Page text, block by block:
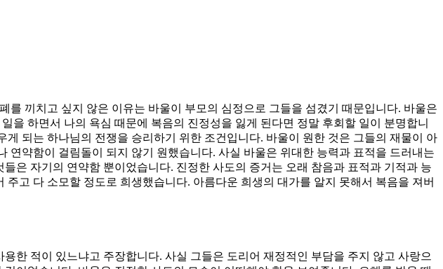
끼치고 싶지 않은 이유는 바울이 부모의 심정으로 그들을 섬겼기 때문입니다. 바울은
하면서 나의 욕심 때문에 복음의 진정성을 잃게 된다면 정말 후회할 일이 분명합니
되는 하나님의 전쟁을 승리하기 위한 조건입니다. 바울이 원한 것은 그들의 재물이 아
약함이 걸림돌이 되지 않기 원했습니다. 사실 바울은 위대한 능력과 표적을 드러내는
은 자기의 연약함 뿐이었습니다. 진정한 사도의 증거는 오래 참음과 표적과 기적과 능
고 다 소모할 정도로 희생했습니다. 아름다운 희생의 대가를 알지 못해서 복음을 져버
한 적이 있느냐고 주장합니다. 사실 그들은 도리어 재정적인 부담을 주지 않고 사랑으